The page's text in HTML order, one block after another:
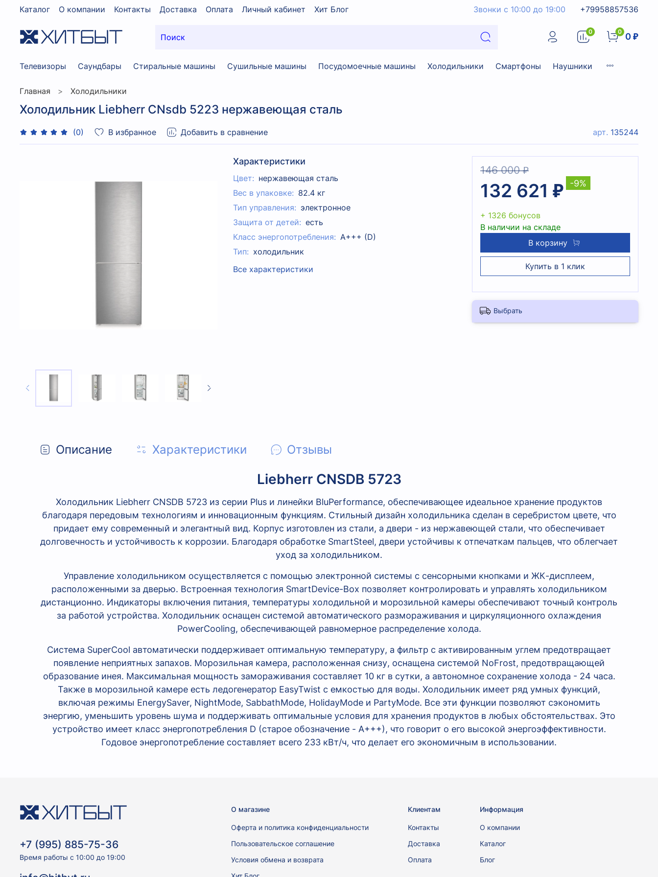
Каталог О компании Контакты Доставка Оплата Личный кабинет Хит Блог Звонки с 10:00 до 19:00 +79958857536
0 0 0 ₽
Телевизоры Саундбары Стиральные машины Сушильные машины Посудомоечные машины Холодильники Смартфоны Наушники
Главная Холодильники
Холодильник Liebherr CNsdb 5223 нержавеющая сталь
(0) В избранное Добавить в сравнение арт. 135244
Характеристики
Цвет: нержавеющая сталь
Вес в упаковке: 82.4 кг
Тип управления: электронное
Защита от детей: есть
Класс энергопотребления: A+++ (D)
Тип: холодильник
Все характеристики
146 000 ₽
132 621 ₽ -9%
+ 1326 бонусов
В наличии на складе
В корзину
Купить в 1 клик
Выбрать
Описание Характеристики Отзывы
Liebherr CNSDB 5723
Холодильник Liebherr CNSDB 5723 из серии Plus и линейки BluPerformance, обеспечивающее идеальное хранение продуктов
благодаря передовым технологиям и инновационным функциям. Стильный дизайн холодильника сделан в серебристом цвете, что
придает ему современный и элегантный вид. Корпус изготовлен из стали, а двери - из нержавеющей стали, что обеспечивает
долговечность и устойчивость к коррозии. Благодаря обработке SmartSteel, двери устойчивы к отпечаткам пальцев, что облегчает
уход за холодильником.
Управление холодильником осуществляется с помощью электронной системы с сенсорными кнопками и ЖК-дисплеем,
расположенными за дверью. Встроенная технология SmartDevice-Box позволяет контролировать и управлять холодильником
дистанционно. Индикаторы включения питания, температуры холодильной и морозильной камеры обеспечивают точный контроль
за работой устройства. Холодильник оснащен системой автоматического размораживания и циркуляционного охлаждения
PowerCooling, обеспечивающей равномерное распределение холода.
Система SuperCool автоматически поддерживает оптимальную температуру, а фильтр с активированным углем предотвращает
появление неприятных запахов. Морозильная камера, расположенная снизу, оснащена системой NoFrost, предотвращающей
образование инея. Максимальная мощность замораживания составляет 10 кг в сутки, а автономное сохранение холода - 24 часа.
Также в морозильной камере есть ледогенератор EasyTwist с емкостью для воды. Холодильник имеет ряд умных функций,
включая режимы EnergySaver, NightMode, SabbathMode, HolidayMode и PartyMode. Все эти функции позволяют сэкономить
энергию, уменьшить уровень шума и поддерживать оптимальные условия для хранения продуктов в любых обстоятельствах. Это
устройство имеет класс энергопотребления D (старое обозначение - A+++), что говорит о его высокой энергоэффективности.
Годовое энергопотребление составляет всего 233 кВт/ч, что делает его экономичным в использовании.
О магазине
Оферта и политика конфиденциальности
Пользовательское соглашение
Условия обмена и возврата
Клиентам
Контакты
Доставка
Оплата
Информация
О компании
Каталог
Блог
+7 (995) 885-75-36
Время работы с 10:00 до 19:00